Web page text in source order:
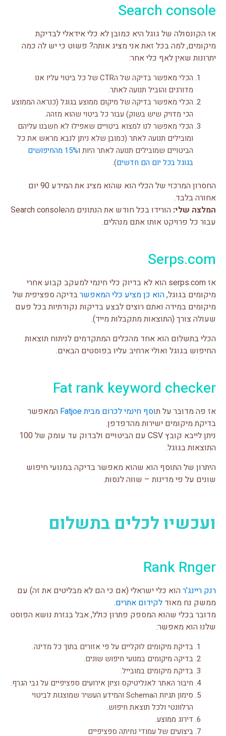
Search console
אז הקונסולה של גוגל היא כמובן לא כלי אידאלי לבדיקת
מיקומים, למה בכל זאת אני מציג אותה? פשוט כי יש לה כמה
יתרונות שאין לאף כלי אחר:
הכלי מאפשר בדיקה של הCTR של כל ביטוי עליו אנו
מדורגים והוביל תנועה לאתר.
הכלי מאפשר בדיקה של מיקום ממוצע בגוגל (כנראה הממוצע
הכי מדויק שיש בשוק) עבור כל ביטוי שהוא מזהה.
הכלי מאפשר לנו למצוא ביטויים שאפילו לא חשבנו עליהם
ומובילים תנועה לאתר (כמובן שלא ניתן לנבא מראש את כל
הביטויים שמובילים תנועה לאתר היות ו
15% מהחיפושים
בגוגל בכל יום הם חדשים).
החסרון המרכזי של הכלי הוא שהוא מציג את המידע 90 יום
אחורה בלבד.
המלצה שלי:
הורידו בכל חודש את הנתונים מהSearch console
עבור כל פרויקט אותו אתם מנהלים.
Serps.com
אז serps.com הוא לא בדיוק כלי חינמי למעקב קבוע אחרי
מיקומים בגוגל,הוא כן מציע כלי המאפשרבדיקה ספציפית של
מיקומים במידה ואתם רוצים לבצע בדיקות נקודתיות בכל פעם
שעולה צורך (התוצאות מתקבלות מייד).
הכלי בתשלום הוא אחד מהכלים המתקדמים לניתוח תוצאות
החיפוש בגוגל ואולי ארחיב עליו בפוסטים הבאים.
Fat rank keyword checker
אז פה מדובר על תוסף חינמי לכרום מבית Fatjoe
המאפשר
בדיקת מיקומים ישירות מהדפדפן.
ניתן לייבא קובץ CSV עם הביטויים ולבדוק עד עומק של 100
התוצאות בגוגל.
היתרון של התוסף הוא שהוא מאפשר בדיקה במנועי חיפוש
שונים על פי מדינות – שווה לנסות.
ועכשיו לכלים בתשלום
Rank Rnger
רנק ריינג'רהוא כלי ישראלי (אם כי הם לא מבליטים את זה) עם
ממשק נח מאוד לקידום אתרים.
מדובר בכלי שהוא המספק פתרון כולל, אבל בגזרת נושא הפוסט
שלנו הוא מאפשר:
בדיקת מיקומים לוקליים על פי אזורים בתוך כל מדינה.
בדיקה מיקומים במנועי חיפוש שונים.
בדיקת מיקומים במובייל.
חיבור האתר לאנליטיקס וציון אירועים ספציפיים על גבי הגרף.
סימון תגיות הSchema והמידע העשיר שמוצגות לביטוי
הרלוונטי ולכל תוצאת חיפוש.
דירוג ממוצע.
ביצועים של עמודי נחיתה ספציפיים